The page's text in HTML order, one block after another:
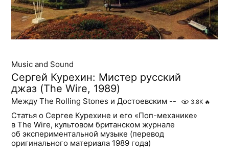
Music and Sound
Сергей Курехин: Мистер русский
джаз (The Wire, 1989)
Между The Rolling Stones и Достоевским -- 3.8K 🔥
Статья о Сергее Курехине и его «Поп-механике»
в The Wire, культовом британском журнале
об экспериментальной музыке (перевод
оригинального материала 1989 года)